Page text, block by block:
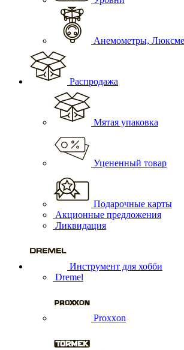
Анемометры,
Распродажа
Мятая упаковка
Уцененный товар
Подарочные карты
Акционные предложения
Ликвидация
Инструмент для хобби
Dremel
Proxxon